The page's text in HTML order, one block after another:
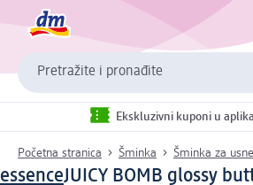
Pretražite i pronađite
Ekskluzivni kuponi u
Početna stranica Šminka Šminka za usne
essenceJUICY BOMB glossy